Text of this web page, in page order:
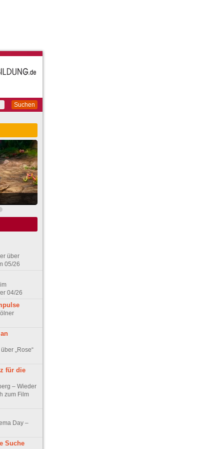
Suchen
über
05/26
04/26
„Rose“
für die
– Wieder
zum Film
Day –
Suche